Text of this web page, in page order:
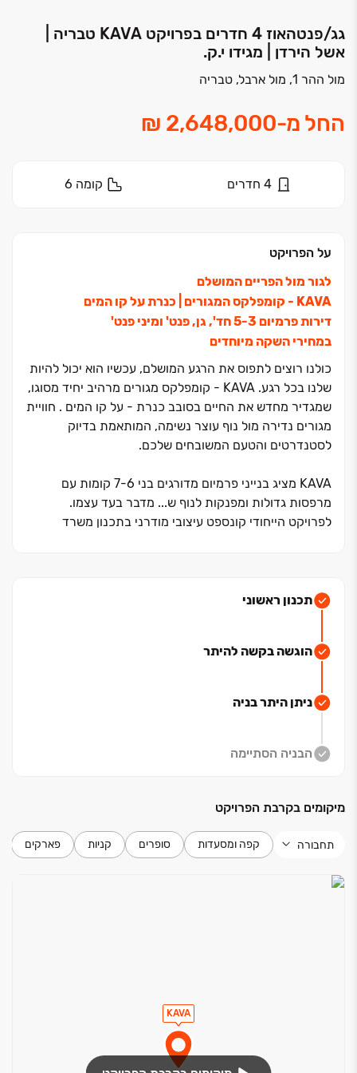
גג/פנטהאוז 4 חדרים בפרויקט KAVA‏ טבריה |
אשל הירדן | מגידו י.ק.
מול ההר 1, מול ארבל, טבריה
החל מ-
4 חדרים קומה 6
על הפרויקט
לגור מול הפריים המושלם
KAVA ‏- קומפלקס המגורים ‏| כנרת על קו המים
דירות פרמיום ‏3‏-‏5 חד', גן, פנט' ומיני פנט'
במחירי השקה מיוחדים
כולנו רוצים לתפוס את הרגע המושלם, עכשיו הוא יכול להיות
שלנו בכל רגע. KAVA ‏- קומפלקס מגורים מרהיב יחיד מסוגו,
שמגדיר מחדש את החיים בסובב כנרת ‏- על קו המים . חוויית
מגורים נדירה מול נוף עוצר נשימה, המותאמת בדיוק
לסטנדרטים והטעם המשובחים שלכם.
KAVA מציג בנייני פרמיום מדורגים בני ‏6‏-‏7 קומות עם
מרפסות גדולות ומפנקות לנוף ש... מדבר בעד עצמו.
לפרויקט הייחודי קונספט עיצובי מודרני בתכנון משרד
עם ‏7 דונם של פארקים ירוקים ומתוכננים בה מבני ציבור
ייחודית מרשימה עם בנייני יוקרה, ווילות פרטיות ודירות
נופש.
חשוב ‏- הידיעה שברגע אחד הכנרת מחכה לך ממש מתחת
תכנון ראשוני
הוגשה בקשה להיתר
ניתן היתר בניה
הבניה הסתיימה
מיקומים בקרבת הפרויקט
תחבורה קפה ומסעדות סופרים קניות פארקים
KAVA‏